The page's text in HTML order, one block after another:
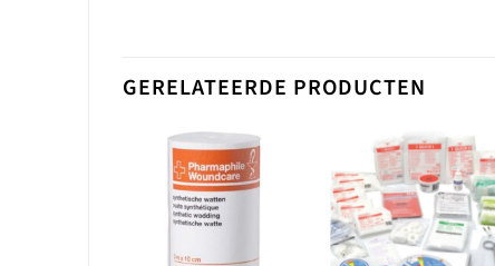
GERELATEERDE PRODUCTEN